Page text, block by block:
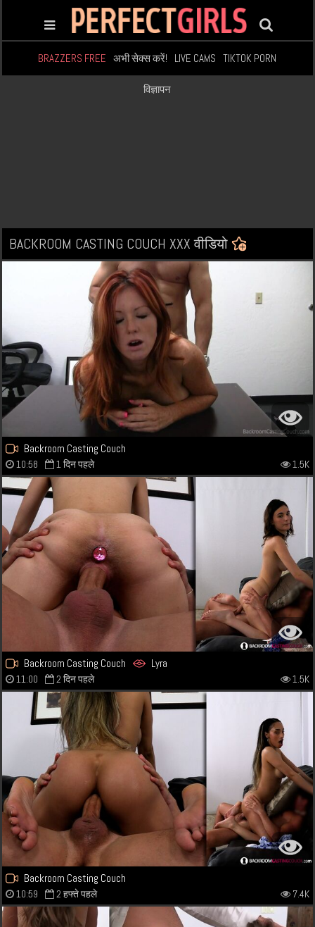
BRAZZERS FREE अभी सेक्स करें! LIVE CAMS TIKTOK PORN
विज्ञापन
BACKROOM CASTING COUCH XXX वीडियो
Backroom Casting Couch
10:58 1 दिन पहले 1.5K
Backroom Casting Couch Lyra
11:00 2 दिन पहले 1.5K
Backroom Casting Couch
10:59 2 हफ्ते पहले 7.4K